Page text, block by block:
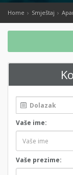
Home Smještaj
Vaše ime:
Vaše prezime: